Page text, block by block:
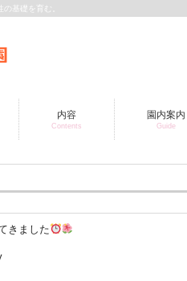
基礎を育む。
内容
Contents
園内案内
Guide
きました